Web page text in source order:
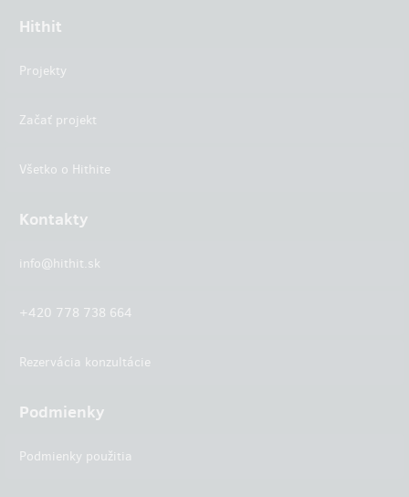
Hithit
Projekty
Začať projekt
Všetko o Hithite
Kontakty
info@hithit.sk
+420 778 738 664
Rezervácia konzultácie
Podmienky
Podmienky použitia